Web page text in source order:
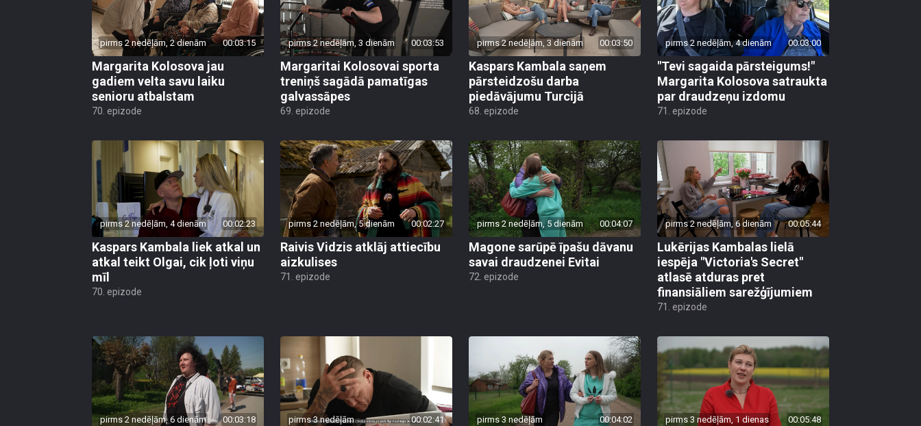
pirms 2 nedēļām, 2 dienām 00:03:15
Margarita Kolosova jau
gadiem velta savu laiku
senioru atbalstam
70. epizode
pirms 2 nedēļām, 3 dienām 00:03:53
Margaritai Kolosovai sporta
treniņš sagādā pamatīgas
galvassāpes
69. epizode
pirms 2 nedēļām, 3 dienām 00:03:50
Kaspars Kambala saņem
pārsteidzošu darba
piedāvājumu Turcijā
68. epizode
pirms 2 nedēļām, 4 dienām 00:03:00
"Tevi sagaida pārsteigums!"
Margarita Kolosova satraukta
par draudzeņu izdomu
71. epizode
pirms 2 nedēļām, 4 dienām 00:02:23
Kaspars Kambala liek atkal un
atkal teikt Olgai, cik ļoti viņu
mīl
70. epizode
pirms 2 nedēļām, 5 dienām 00:02:27
Raivis Vidzis atklāj attiecību
aizkulises
71. epizode
pirms 2 nedēļām, 5 dienām 00:04:07
Magone sarūpē īpašu dāvanu
savai draudzenei Evitai
72. epizode
pirms 2 nedēļām, 6 dienām 00:05:44
Lukērijas Kambalas lielā
iespēja "Victoria's Secret"
atlasē atduras pret
finansiāliem sarežģījumiem
71. epizode
pirms 2 nedēļām, 6 dienām 00:03:18 pirms 3 nedēļām 00:02:41 pirms 3 nedēļām 00:04:02 pirms 3 nedēļām, 1 dienas 00:05:48